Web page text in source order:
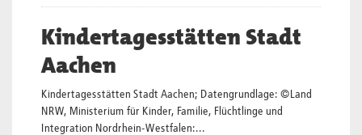
Kindertagesstätten Stadt
Aachen
Kindertagesstätten Stadt Aachen; Datengrundlage: ©Land
NRW, Ministerium für Kinder, Familie, Flüchtlinge und
Integration Nordrhein-Westfalen:...